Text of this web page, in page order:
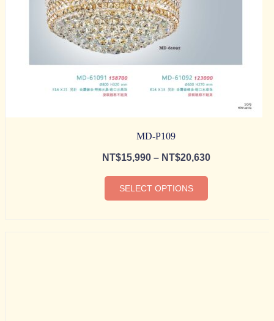
MD-P109
NT$15,990– NT$20,630
SELECT OPTIONS